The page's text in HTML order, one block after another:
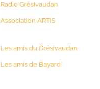
Radio Grésivaudan
Association ARTIS
Les amis du Grésivaudan
Les amis de Bayard